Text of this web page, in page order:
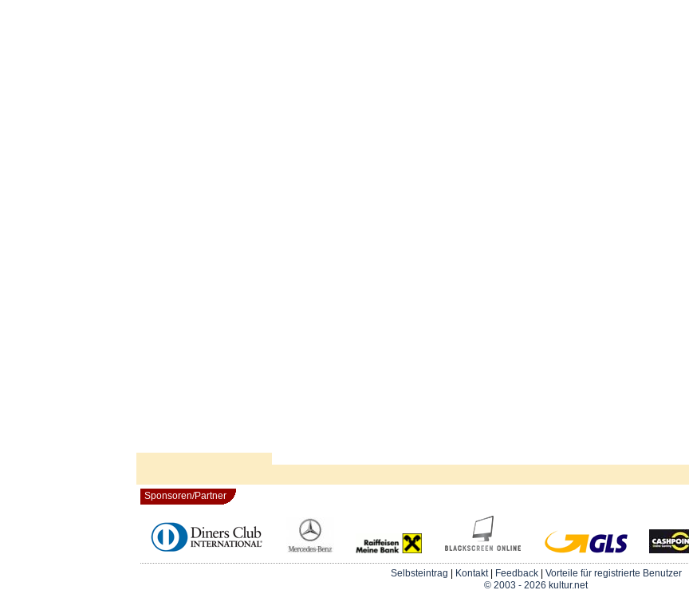
Sponsoren/Partner
Selbsteintrag Kontakt| Feedback| Vorteile für registrierte Benutzer
© 2003 - 2026 kultur.net